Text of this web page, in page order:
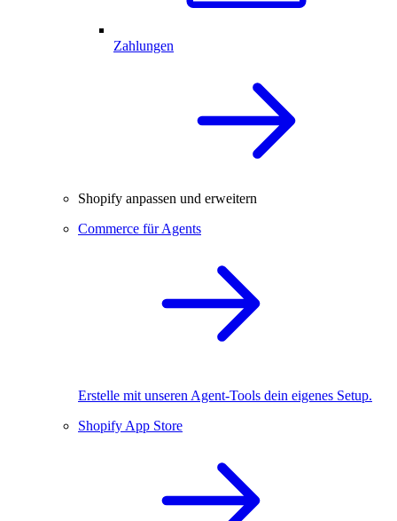
Zahlungen
Shopify anpassen und erweitern
Commerce für Agents
Erstelle mit unseren Agent-Tools dein eigenes Setup.
Shopify App Store